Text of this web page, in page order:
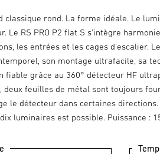
classique rond. La forme idéale. Le
Le RS PRO P2 flat S s'intègre
les entrées et les cages d'escalier.
son montage ultrafacile, sa
fiable grâce au 360° détecteur HF
deux feuilles de métal sont toujours
le détecteur dans certaines
luminaires est possible. Puissance :